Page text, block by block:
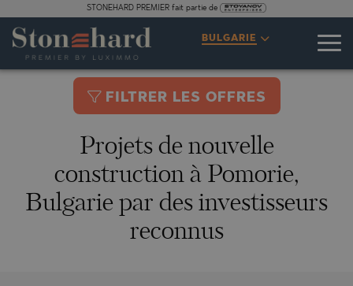
STONEHARD PREMIER fait partie de
BULGARIE
FILTRER LES OFFRES
Projets de nouvelle
construction à Pomorie,
Bulgarie par des investisseurs
reconnus